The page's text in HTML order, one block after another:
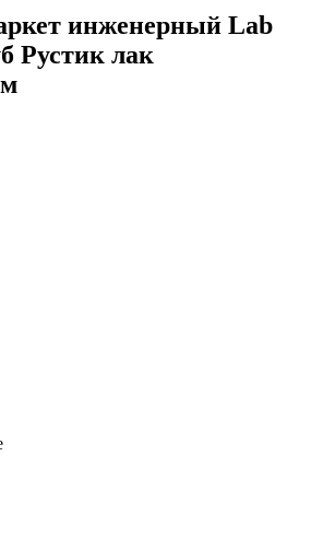
инженерный Lab
Рустик лак